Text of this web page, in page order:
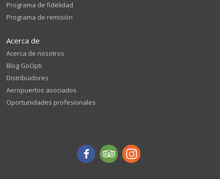
Programa de fidelidad
Programa de remisión
Acerca de
Acerca de nosotros
Blog GoOpti
Distribuidores
Aeropuertos asociados
Oportunidades profesionales